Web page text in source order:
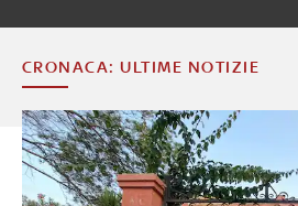
CRONACA: ULTIME NOTIZIE